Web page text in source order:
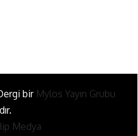
bir Mylos Yayın Grubu
Medya